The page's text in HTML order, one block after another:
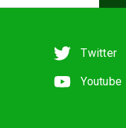
Twitter
Youtube